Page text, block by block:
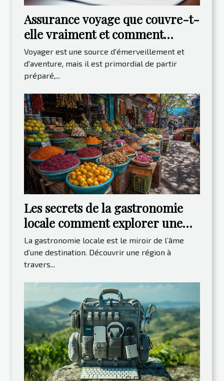
Assurance voyage que couvre-t-
elle vraiment et comment
choisir la meilleure option
Voyager est une source d'émerveillement et
d'aventure, mais il est primordial de partir
préparé,...
Les secrets de la gastronomie
locale comment explorer une
destination à travers sa cuisine
La gastronomie locale est le miroir de l’âme
d’une destination. Découvrir une région à
travers...